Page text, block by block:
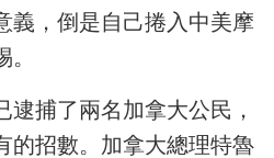
義，倒是自己捲入中美摩
捕了兩名加拿大公民，
的招數。加拿大總理特魯